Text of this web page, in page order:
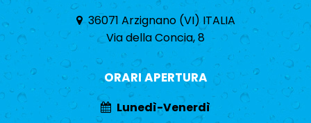
36071 Arzignano (VI) ITALIA
Via della Concia, 8
ORARI APERTURA
Lunedì-Venerdì